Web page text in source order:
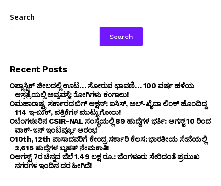
Search
Search
Recent Posts
ಪ್ಲಾಸ್ಟಿಕ್ ಚೀಲದಲ್ಲಿ ಊಟ… ಸೋರುವ ಛಾವಣಿ… 100 ವರ್ಷ ಹಳೆಯ
ಆಸ್ಪತ್ರೆಯಲ್ಲಿ ಅವ್ಯವಸ್ಥೆ: ರೋಗಿಗಳು ಕಂಗಾಲು!
ಮಹಾರಾಷ್ಟ್ರ ಸರ್ಕಾರದ ಬಿಗ್ ಆಕ್ಷನ್: ಐಸಿಸ್, ಅಲ್-ಖೈದಾ ಲಿಂಕ್ ಹೊಂದಿದ್ದ
114 ಇ-ಬುಕ್, ಪತ್ರಿಕೆಗಳ ಮುಟ್ಟುಗೋಲು!
ಬೆಂಗ‌ಳೂರಿನ CSIR-NAL ಸಂಸ್ಥೆಯಲ್ಲಿ 89 ಹುದ್ದೆಗಳ ಭರ್ತಿ: ಆಗಸ್ಟ್ 10 ರಿಂದ
ವಾಕ್-ಇನ್ ಇಂಟರ್ವ್ಯೂ ಆರಂಭ
10th, 12th ಪಾಸಾದವರಿಗೆ ಕೇಂದ್ರ ಸರ್ಕಾರಿ ಕೆಲಸ: ಭಾರತೀಯ ಸೇನೆಯಲ್ಲಿ
2,615 ಹುದ್ದೆಗಳ ಬೃಹತ್ ನೇಮಕಾತಿ!
ಆಗಸ್ಟ್ 7ರ ಚಿನ್ನದ ಬೆಲೆ 1.49 ಲಕ್ಷ ರೂ.: ಬೆಂಗಳೂರು ಸೇರಿದಂತೆ ಪ್ರಮುಖ
ನಗರಗಳ ಇಂದಿನ ದರ ಹೀಗಿದೆ!